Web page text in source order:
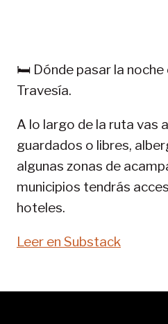
11-
🛏️ Dónde pasar la noche
Travesía.
A lo largo de la ruta vas
guardados o libres,
algunas zonas de
municipios tendrás
hoteles.
Leer en Substack